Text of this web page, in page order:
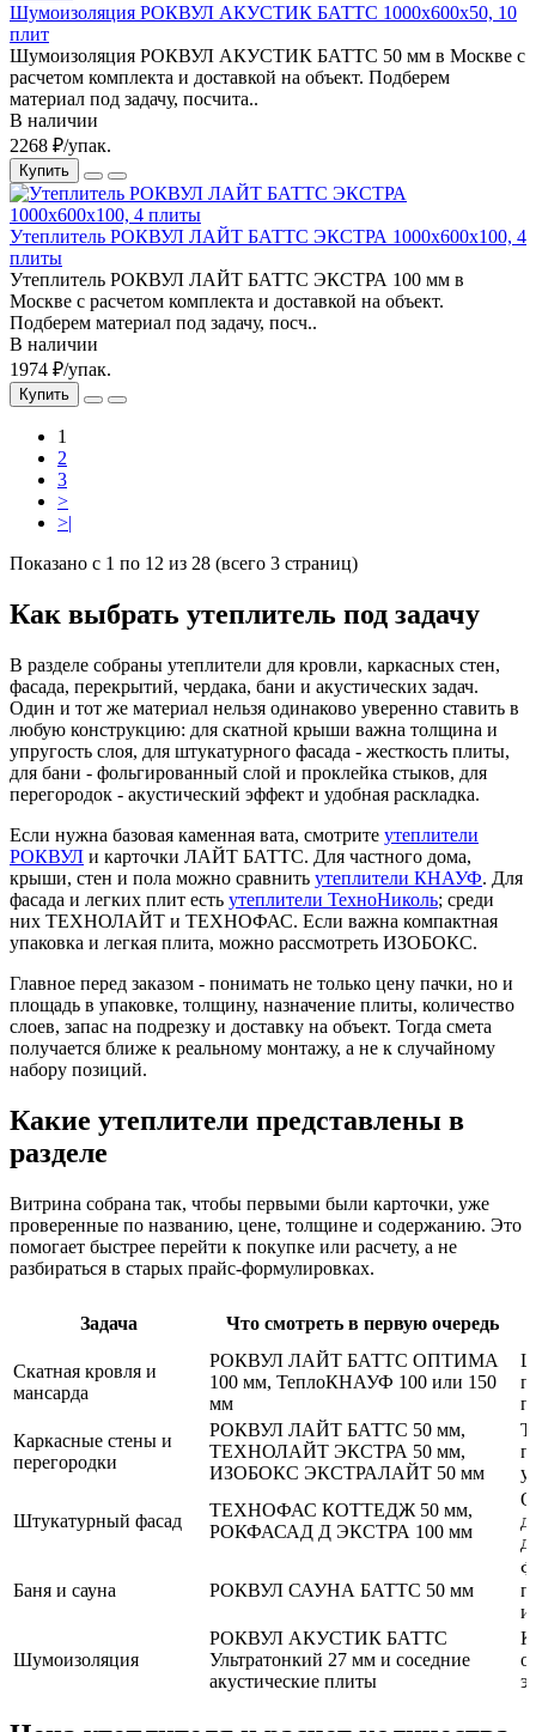
Шумоизоляция РОКВУЛ АКУСТИК БАТТС 1000x600x50, 10
плит
Шумоизоляция РОКВУЛ АКУСТИК БАТТС 50 мм в Москве с
расчетом комплекта и доставкой на объект. Подберем
материал под задачу, посчита..
В наличии
2268 ₽/упак.
Купить
Утеплитель РОКВУЛ ЛАЙТ БАТТС ЭКСТРА 1000x600x100, 4
плиты
Утеплитель РОКВУЛ ЛАЙТ БАТТС ЭКСТРА 100 мм в
Москве с расчетом комплекта и доставкой на объект.
Подберем материал под задачу, посч..
В наличии
1974 ₽/упак.
Купить
1
2
3
>
>|
Показано с 1 по 12 из 28 (всего 3 страниц)
Как выбрать утеплитель под задачу
В разделе собраны утеплители для кровли, каркасных стен,
фасада, перекрытий, чердака, бани и акустических задач.
Один и тот же материал нельзя одинаково уверенно ставить в
любую конструкцию: для скатной крыши важна толщина и
упругость слоя, для штукатурного фасада - жесткость плиты,
для бани - фольгированный слой и проклейка стыков, для
перегородок - акустический эффект и удобная раскладка.
Если нужна базовая каменная вата, смотрите утеплители
РОКВУЛ и карточки ЛАЙТ БАТТС. Для частного дома,
крыши, стен и пола можно сравнить утеплители КНАУФ. Для
фасада и легких плит есть утеплители ТехноНиколь; среди
них ТЕХНОЛАЙТ и ТЕХНОФАС. Если важна компактная
упаковка и легкая плита, можно рассмотреть ИЗОБОКС.
Главное перед заказом - понимать не только цену пачки, но и
площадь в упаковке, толщину, назначение плиты, количество
слоев, запас на подрезку и доставку на объект. Тогда смета
получается ближе к реальному монтажу, а не к случайному
набору позиций.
Какие утеплители представлены в
разделе
Витрина собрана так, чтобы первыми были карточки, уже
проверенные по названию, цене, толщине и содержанию. Это
помогает быстрее перейти к покупке или расчету, а не
разбираться в старых прайс-формулировках.
Задача Что смотреть в первую очередь
Скатная кровля и
мансарда
РОКВУЛ ЛАЙТ БАТТС ОПТИМА
100 мм, ТеплоКНАУФ 100 или 150
мм
Каркасные стены и
перегородки
РОКВУЛ ЛАЙТ БАТТС 50 мм,
ТЕХНОЛАЙТ ЭКСТРА 50 мм,
ИЗОБОКС ЭКСТРАЛАЙТ 50 мм
Штукатурный фасад
ТЕХНОФАС КОТТЕДЖ 50 мм,
РОКФАСАД Д ЭКСТРА 100 мм
Баня и сауна РОКВУЛ САУНА БАТТС 50 мм
и
Шумоизоляция
РОКВУЛ АКУСТИК БАТТС
Ультратонкий 27 мм и соседние
акустические плиты